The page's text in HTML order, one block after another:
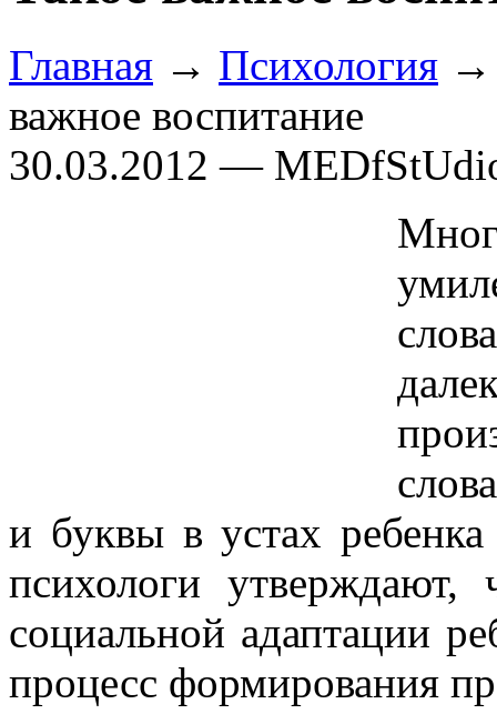
Главная → Психология
важное воспитание
30.03.2012 —
и буквы в устах
психологи
социальной адаптации
процесс формирования